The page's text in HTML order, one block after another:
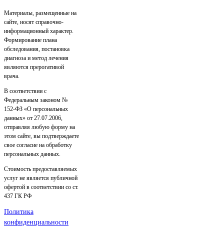
Материалы, размещенные на
сайте, носят справочно-
информационный характер.
Формирование плана
обследования, постановка
диагноза и метод лечения
являются прерогативой
врача.
В соответствии с
Федеральным законом №
152-ФЗ «О персональных
данных» от 27.07.2006,
отправляя любую форму на
этом сайте, вы подтверждаете
свое согласие на обработку
персональных данных.
Стоимость предоставляемых
услуг не является публичной
офертой в соответствии со ст.
437 ГК РФ
Политика
конфиденциальности